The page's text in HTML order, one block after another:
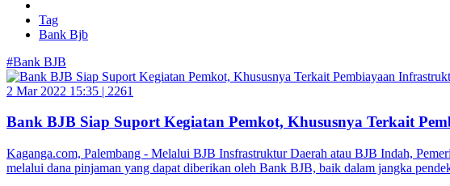
Tag
Bank Bjb
#Bank BJB
2 Mar 2022 15:35 | 2261
Bank BJB Siap Suport Kegiatan Pemkot, Khususnya Terkait
Kaganga.com, Palembang - Melalui BJB Insfrastruktur Daerah atau BJB Indah,
melalui dana pinjaman yang dapat diberikan oleh Bank BJB, baik dalam jangka